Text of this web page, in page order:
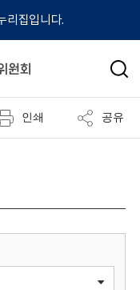
리집입니다.
검
인쇄 공유